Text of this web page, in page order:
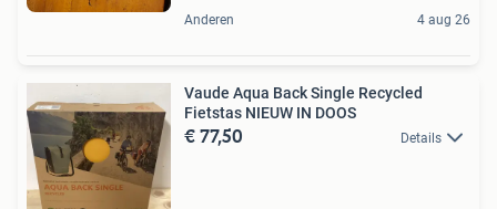
Anderen 4 aug 26
Vaude Aqua Back Single Recycled
Fietstas NIEUW IN DOOS
€ 77,50 Details